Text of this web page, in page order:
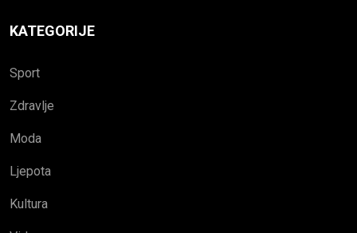
KATEGORIJE
Sport
Zdravlje
Moda
Ljepota
Kultura